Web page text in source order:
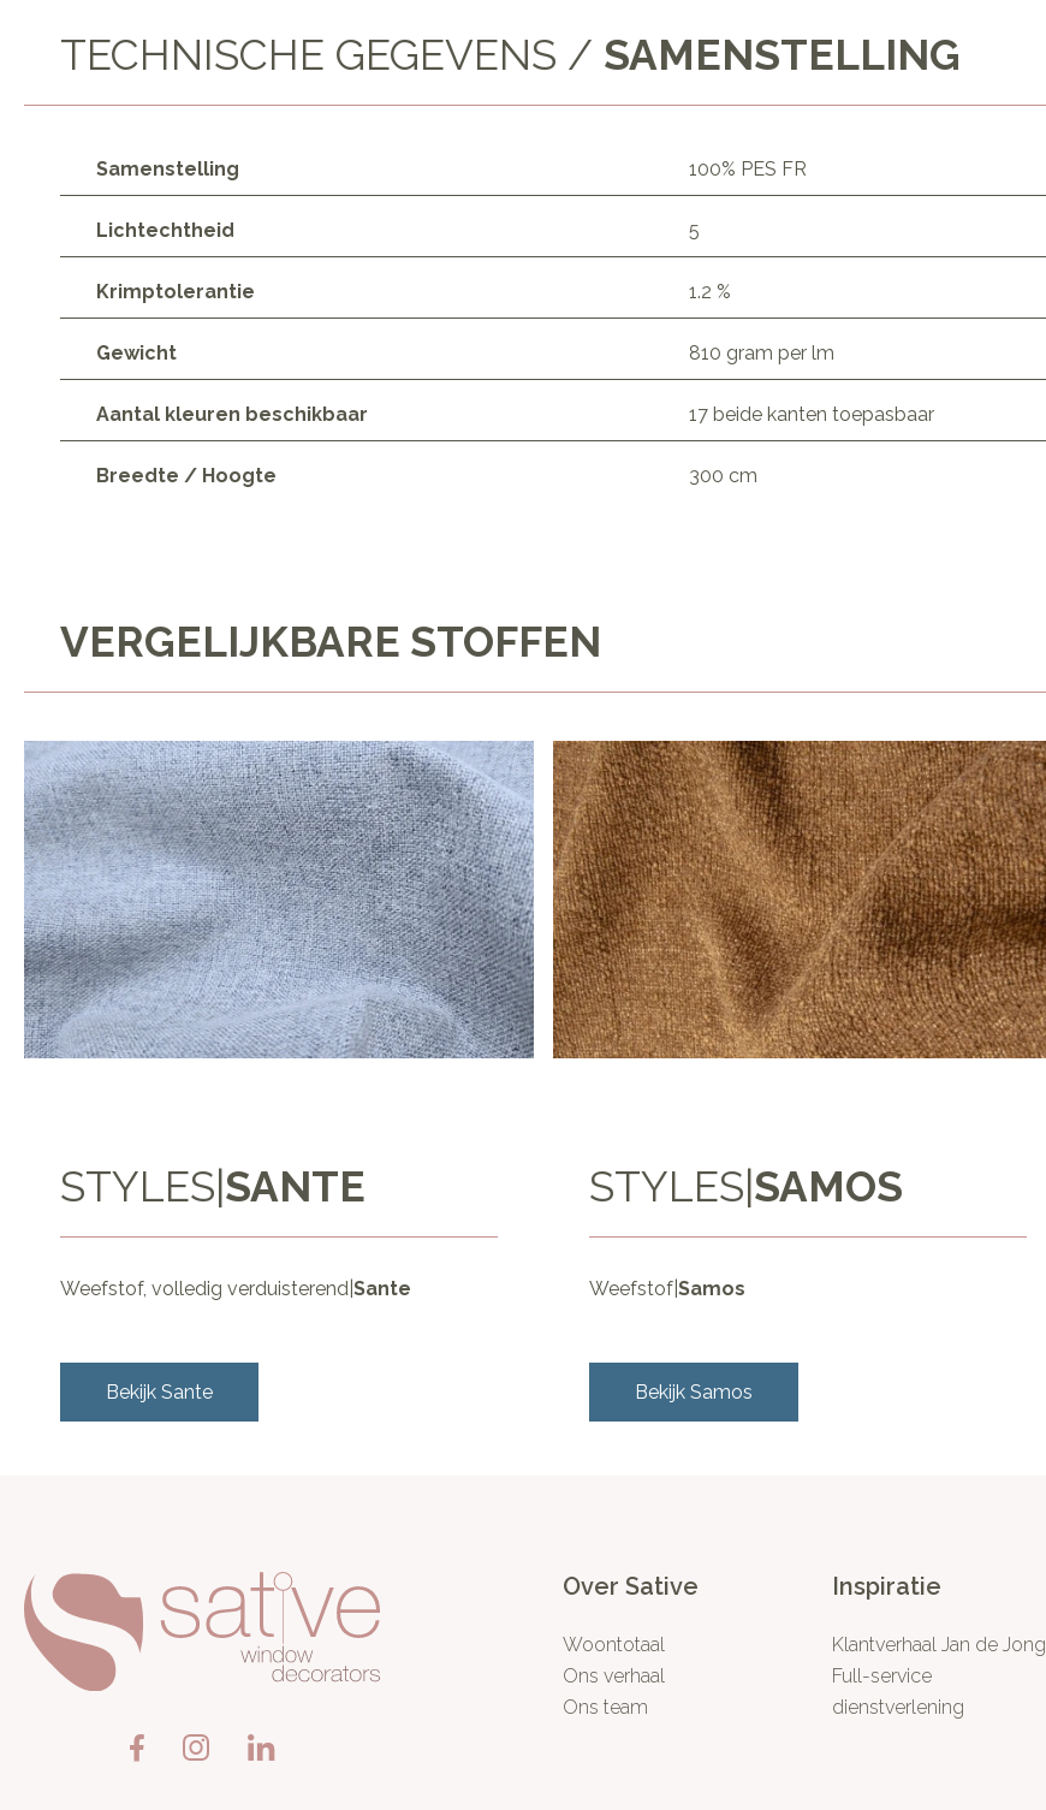
TECHNISCHE GEGEVENS / SAMENSTELLING
Samenstelling 100% PES FR
Lichtechtheid 5
Krimptolerantie 1.2 %
Gewicht 810 gram per lm
Aantal kleuren beschikbaar 17 beide kanten toepasbaar
Breedte / Hoogte 300 cm
VERGELIJKBARE STOFFEN
STYLES|SANTE
Weefstof, volledig verduisterend Sante
Bekijk Sante
STYLES|SAMOS
Weefstof Samos
Bekijk Samos
Over Sative
Woontotaal
Ons verhaal
Ons team
Inspiratie
Klantverhaal Jan de Jong
Full-service
dienstverlening